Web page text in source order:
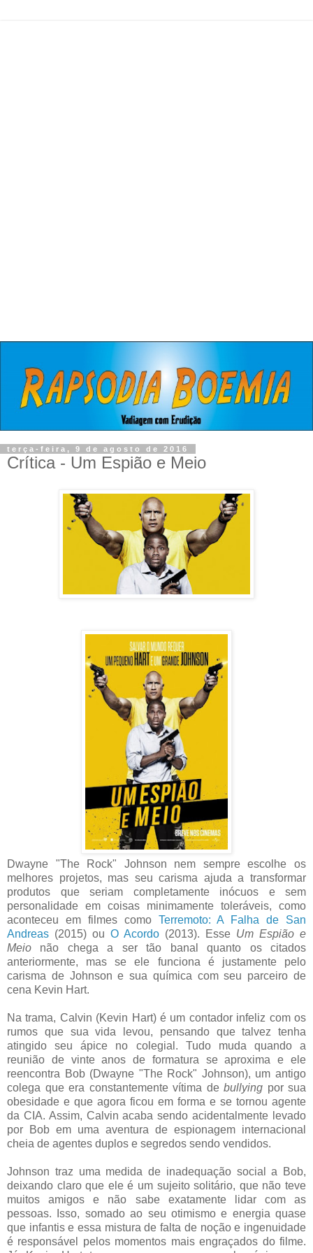
terça-feira, 9 de agosto de 2016
Crítica - Um Espião e Meio
Dwayne "The Rock" Johnson nem sempre escolhe os
melhores projetos, mas seu carisma ajuda a transformar
produtos que seriam completamente inócuos e sem
personalidade em coisas minimamente toleráveis, como
aconteceu em filmes como Terremoto: A Falha de San
Andreas (2015) ou O Acordo (2013). Esse Um Espião e
Meio não chega a ser tão banal quanto os citados
anteriormente, mas se ele funciona é justamente pelo
carisma de Johnson e sua química com seu parceiro de
cena Kevin Hart.
Na trama, Calvin (Kevin Hart) é um contador infeliz com os
rumos que sua vida levou, pensando que talvez tenha
atingido seu ápice no colegial. Tudo muda quando a
reunião de vinte anos de formatura se aproxima e ele
reencontra Bob (Dwayne "The Rock" Johnson), um antigo
colega que era constantemente vítima de bullying por sua
obesidade e que agora ficou em forma e se tornou agente
da CIA. Assim, Calvin acaba sendo acidentalmente levado
por Bob em uma aventura de espionagem internacional
cheia de agentes duplos e segredos sendo vendidos.
Johnson traz uma medida de inadequação social a Bob,
deixando claro que ele é um sujeito solitário, que não teve
muitos amigos e não sabe exatamente lidar com as
pessoas. Isso, somado ao seu otimismo e energia quase
que infantis e essa mistura de falta de noção e ingenuidade
é responsável pelos momentos mais engraçados do filme.